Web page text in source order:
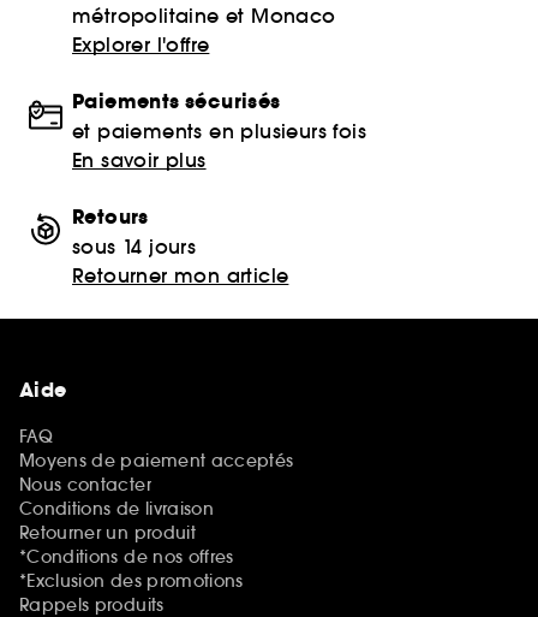
métropolitaine et Monaco
Explorer l'offre
Paiements sécurisés
et paiements en plusieurs fois
En savoir plus
Retours
sous 14 jours
Retourner mon article
Aide
FAQ
Moyens de paiement acceptés
Nous contacter
Conditions de livraison
Retourner un produit
*Conditions de nos offres
*Exclusion des promotions
Rappels produits